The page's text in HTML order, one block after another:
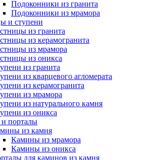
Подоконники из гранита
Подоконники из мрамора
и ступени
из гранита
из керамогранита
из мрамора
из оникса
из гранита
из кварцевого агломерата
из керамогранита
из мрамора
из натурального камня
из оникса
порталы
из камня
Камины из мрамора
Камины из оникса
для каминов из камня